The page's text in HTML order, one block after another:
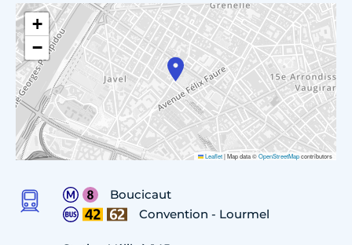
+
−
Leaflet|Map data ©OpenStreetMapcontributors
Boucicaut
Convention - Lourmel